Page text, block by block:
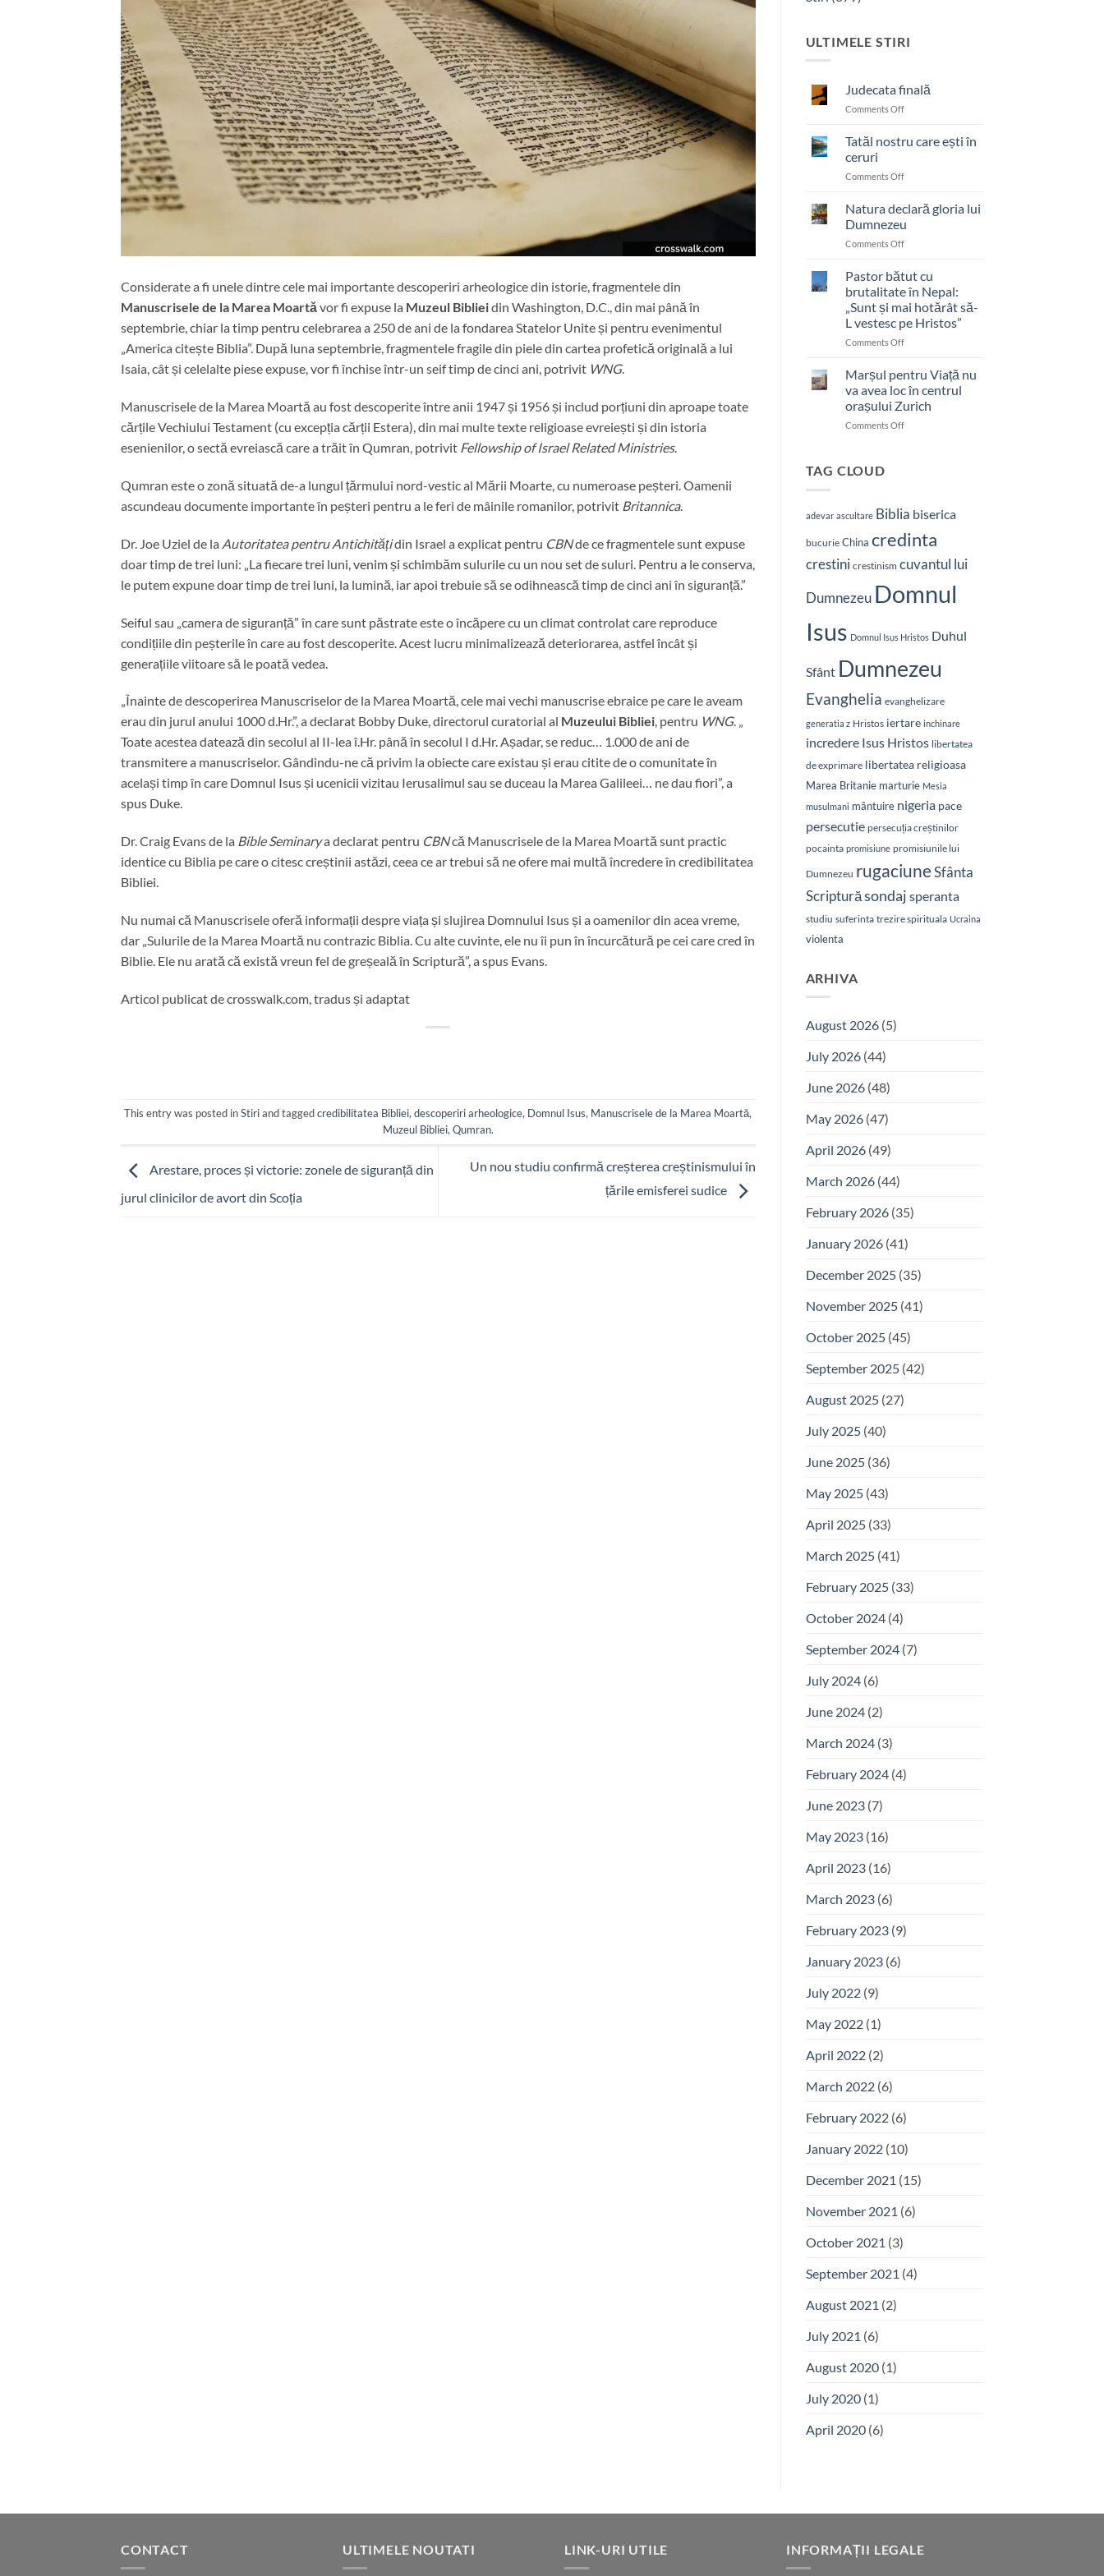
Considerate a fi unele dintre cele mai importante descoperiri arheologice din istorie, fragmentele din
Manuscrisele de la Marea Moartăvor fi expuse la Muzeul Biblieidin Washington, D.C., din mai până în
septembrie, chiar la timp pentru celebrarea a 250 de ani de la fondarea Statelor Unite și pentru evenimentul
„America citește Biblia”. După luna septembrie, fragmentele fragile din piele din cartea profetică originală a lui
Isaia, cât și celelalte piese expuse, vor fi închise într-un seif timp de cinci ani, potrivit WNG.
Manuscrisele de la Marea Moartă au fost descoperite între anii 1947 și 1956 și includ porțiuni din aproape toate
cărțile Vechiului Testament (cu excepția cărții Estera), din mai multe texte religioase evreiești și din istoria
esenienilor, o sectă evreiască care a trăit în Qumran, potrivit Fellowship of Israel Related Ministries.
Qumran este o zonă situată de-a lungul țărmului nord-vestic al Mării Moarte, cu numeroase peșteri. Oamenii
ascundeau documente importante în peșteri pentru a le feri de mâinile romanilor, potrivit Britannica.
Dr. Joe Uziel de la Autoritatea pentru Antichitățidin Israel a explicat pentru CBNde ce fragmentele sunt expuse
doar timp de trei luni: „La fiecare trei luni, venim și schimbăm sulurile cu un nou set de suluri. Pentru a le conserva,
le putem expune doar timp de trei luni, la lumină, iar apoi trebuie să se odihnească timp de cinci ani în siguranță.”
Seiful sau „camera de siguranță” în care sunt păstrate este o încăpere cu un climat controlat care reproduce
condițiile din peșterile în care au fost descoperite. Acest lucru minimalizează deteriorarea, astfel încât și
generațiile viitoare să le poată vedea.
„Înainte de descoperirea Manuscriselor de la Marea Moartă, cele mai vechi manuscrise ebraice pe care le aveam
erau din jurul anului 1000 d.Hr.”, a declarat Bobby Duke, directorul curatorial al Muzeului Bibliei, pentru WNG. „
Toate acestea datează din secolul al II-lea î.Hr. până în secolul I d.Hr. Așadar, se reduc… 1.000 de ani de
transmitere a manuscriselor. Gândindu-ne că privim la obiecte care existau și erau citite de o comunitate în
același timp în care Domnul Isus și ucenicii vizitau Ierusalimul sau se duceau la Marea Galileei… ne dau fiori”, a
spus Duke.
Dr. Craig Evans de la Bible Seminarya declarat pentru CBNcă Manuscrisele de la Marea Moartă sunt practic
identice cu Biblia pe care o citesc creștinii astăzi, ceea ce ar trebui să ne ofere mai multă încredere în credibilitatea
Bibliei.
Nu numai că Manuscrisele oferă informații despre viața și slujirea Domnului Isus și a oamenilor din acea vreme,
dar „Sulurile de la Marea Moartă nu contrazic Biblia. Cu alte cuvinte, ele nu îi pun în încurcătură pe cei care cred în
Biblie. Ele nu arată că există vreun fel de greșeală în Scriptură”, a spus Evans.
Articol publicat de crosswalk.com, tradus și adaptat
This entry was posted inStiriand taggedcredibilitatea Bibliei,descoperiri arheologice, Domnul Isus, Manuscrisele de la Marea Moartă,
Muzeul Bibliei, Qumran.
Arestare, proces și victorie: zonele de siguranță din
jurul clinicilor de avort din Scoția
Un nou studiu confirmă creșterea creștinismului în
țările emisferei sudice
ULTIMELE STIRI
Judecata finală
Comments Offon
Tatăl nostru care ești în
ceruri
Comments Offon
nostru
ești
în
Natura declară gloria lui
Dumnezeu
Comments Offon
declară
lui
Dumnezeu
Pastor bătut cu
brutalitate în Nepal:
„Sunt și mai hotărât să-
L vestesc pe Hristos”
Comments Offon
bătut
brutalitate
în
Nepal:
pe
Marșul pentru Viață nu
va avea loc în centrul
orașului Zurich
Comments Offon
avea
loc
în
orașului
TAG CLOUD
adevar ascultare Biblia biserica
bucurie China credinta
crestini crestinism cuvantul lui
Dumnezeu Domnul
Isus Domnul Isus Hristos Duhul
Sfânt Dumnezeu
Evanghelia evanghelizare
generatia z Hristos iertare inchinare
incredere Isus Hristos libertatea
de exprimare libertatea religioasa
Marea Britanie marturie Mesia
musulmani mântuire nigeria pace
persecutie persecuția creștinilor
pocainta promisiune promisiunile lui
Dumnezeu rugaciuneSfânta
Scripturăsondaj speranta
studiu suferinta trezire spirituala Ucraina
violenta
ARHIVA
August 2026(5)
July 2026(44)
June 2026(48)
May 2026(47)
April 2026(49)
March 2026(44)
February 2026(35)
January 2026(41)
December 2025(35)
November 2025(41)
October 2025(45)
September 2025(42)
August 2025(27)
July 2025(40)
June 2025(36)
May 2025(43)
April 2025(33)
March 2025(41)
February 2025(33)
October 2024(4)
September 2024(7)
July 2024(6)
June 2024(2)
March 2024(3)
February 2024(4)
June 2023(7)
May 2023(16)
April 2023(16)
March 2023(6)
February 2023(9)
January 2023(6)
July 2022(9)
May 2022(1)
April 2022(2)
March 2022(6)
February 2022(6)
January 2022(10)
December 2021 (15)
November 2021 (6)
October 2021 (3)
September 2021 (4)
August 2021 (2)
July 2021 (6)
August 2020(1)
July 2020(1)
April 2020(6)
CONTACT ULTIMELE NOUTATI LINK-URI UTILE INFORMAȚII LEGALE